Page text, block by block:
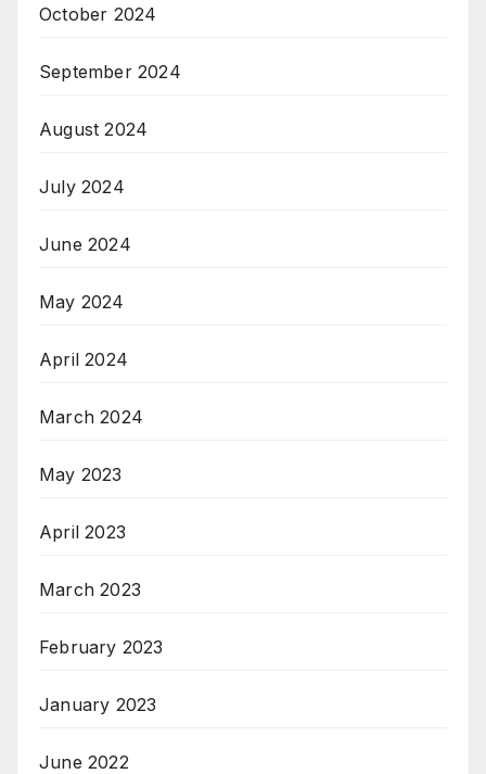
October 2024
September 2024
August 2024
July 2024
June 2024
May 2024
April 2024
March 2024
May 2023
April 2023
March 2023
February 2023
January 2023
June 2022